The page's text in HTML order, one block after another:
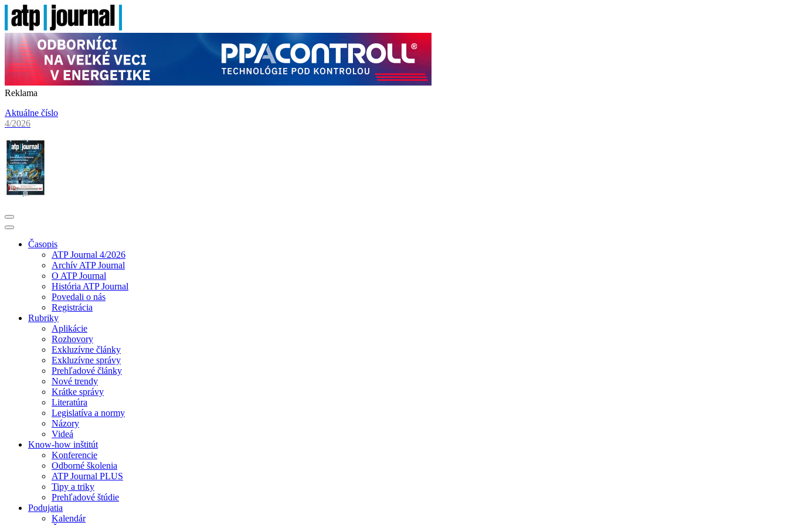
Reklama
Aktuálne číslo
4/2026
Časopis
ATP Journal 4/2026
Archív ATP Journal
O ATP Journal
História ATP Journal
Povedali o nás
Registrácia
Rubriky
Aplikácie
Rozhovory
Exkluzívne články
Exkluzívne správy
Prehľadové články
Nové trendy
Krátke správy
Literatúra
Legislatíva a normy
Názory
Videá
Know-how inštitút
Konferencie
Odborné školenia
ATP Journal PLUS
Tipy a triky
Prehľadové štúdie
Podujatia
Kalendár